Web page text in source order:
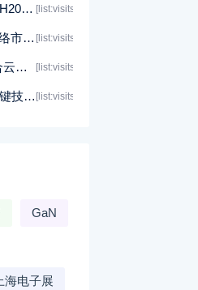
美国突下手！英伟达H20芯片出口需要许可，被迫计提55亿美元 [list:visits]
AI强势引领，中国网络市场进入“当打之年” [list:visits]
Gartner发布中国混合云成本管理的三大策略 [list:visits]
车辆区域控制架构关键技术——趋势篇 [list:visits]
GaN
海电子展